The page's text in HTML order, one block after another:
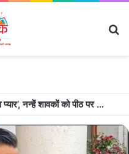
बारनवापारा अभ्यारण्य में दिखा ‘मां का प्यार’, नन्हें शावकों को पीठ पर बैठाकर घूमती दिखी मादा भालू